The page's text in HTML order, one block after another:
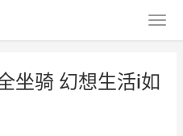
坐骑 幻想生活i如